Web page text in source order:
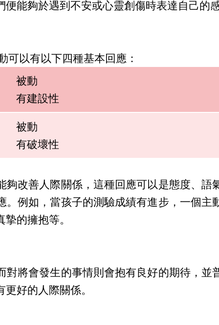
能夠於遇到不安或心靈創傷時表達自己的
可以有以下四種基本回應：
被動
有建設性
被動
有破壞性
改善人際關係，這種回應可以是態度、
例如，當孩子的測驗成績有進步，一個
的擁抱等。
將會發生的事情則會抱有良好的期待，
好的人際關係。